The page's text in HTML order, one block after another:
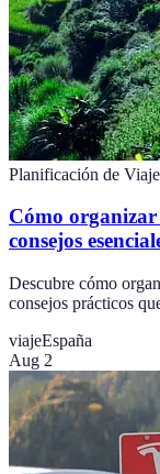
Planificación de
Cómo
consejos
Descubre cómo
consejos prácticos
viajeEspaña
Aug 2